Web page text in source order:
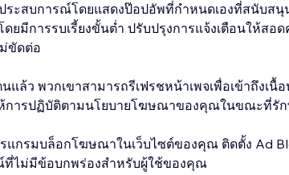
ะสบการณ์โดยแสดงป๊อปอัพที่กำหนดเองที่สนับสนุ
ยมีการรบเรี้ยงขั้นต่ำ ปรับปรุงการแจ้งเตือนให้ส
ขัดต่อ
ล้ว พวกเขาสามารถรีเฟรชหน้าเพจเพื่อเข้าถึงเ
การปฏิบัติตามนโยบายโฆษณาของคุณในขณะที่รั
แกรมบล็อกโฆษณาในเว็บไซต์ของคุณ ติดตั้ง Ad
ไม่มีข้อบกพร่องสำหรับผู้ใช้ของคุณ